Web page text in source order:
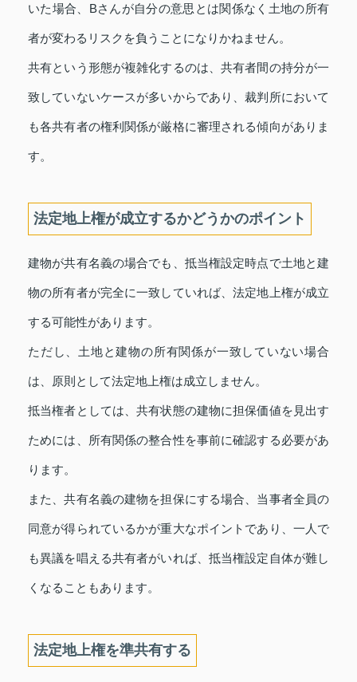
いた場合、Bさんが自分の意思とは関係なく土地の所有
者が変わるリスクを負うことになりかねません。
共有という形態が複雑化するのは、共有者間の持分が一
致していないケースが多いからであり、裁判所において
も各共有者の権利関係が厳格に審理される傾向がありま
す。
法定地上権が成立するかどうかのポイント
建物が共有名義の場合でも、抵当権設定時点で土地と建
物の所有者が完全に一致していれば、法定地上権が成立
する可能性があります。
ただし、土地と建物の所有関係が一致していない場合
は、原則として法定地上権は成立しません。
抵当権者としては、共有状態の建物に担保価値を見出す
ためには、所有関係の整合性を事前に確認する必要があ
ります。
また、共有名義の建物を担保にする場合、当事者全員の
同意が得られているかが重大なポイントであり、一人で
も異議を唱える共有者がいれば、抵当権設定自体が難し
くなることもあります。
法定地上権を準共有する